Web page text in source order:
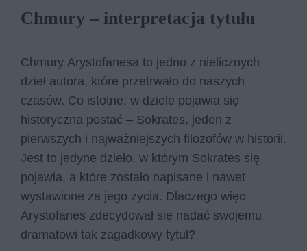
Chmury – interpretacja tytułu
Chmury Arystofanesa to jedno z nielicznych
dzieł autora, które przetrwało do naszych
czasów. Co istotne, w dziele pojawia się
historyczna postać – Sokrates, jeden z
pierwszych i najważniejszych filozofów w historii.
Jest to jedyne dzieło, w którym Sokrates się
pojawia, a które zostało napisane i nawet
wystawione za jego życia. Dlaczego więc
Arystofanes zdecydował się nadać swojemu
dramatowi tak zagadkowy tytuł?